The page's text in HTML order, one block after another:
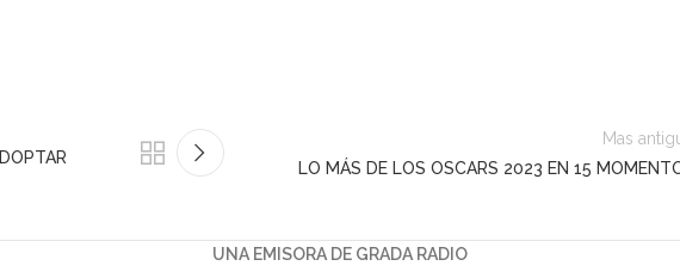
Mas
LO MÁS DE LOS OSCARS 2023 EN 15
UNA EMISORA DE GRADA RADIO